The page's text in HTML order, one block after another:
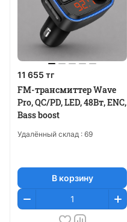
11 655 тг
FM-трансмиттер Wave
Pro, QC/PD, LED, 48Вт, ENC,
Bass boost
Удалённый склад : 69
В корзину